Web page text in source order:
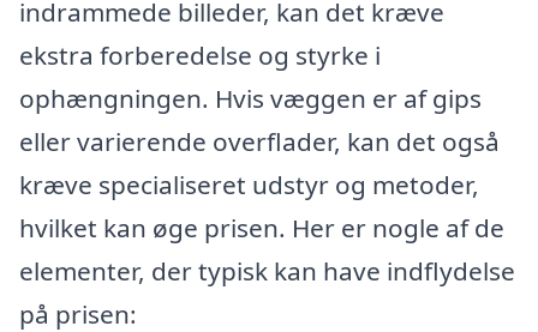
indrammede billeder, kan det kræve
ekstra forberedelse og styrke i
ophængningen. Hvis væggen er af gips
eller varierende overflader, kan det også
kræve specialiseret udstyr og metoder,
hvilket kan øge prisen. Her er nogle af de
elementer, der typisk kan have indflydelse
på prisen: